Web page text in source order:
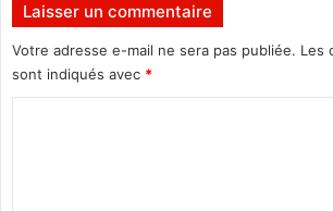
é
Z
e
n
Laisser un commentaire
Votre adresse e-mail ne sera pas publiée. Les
sont indiqués avec *